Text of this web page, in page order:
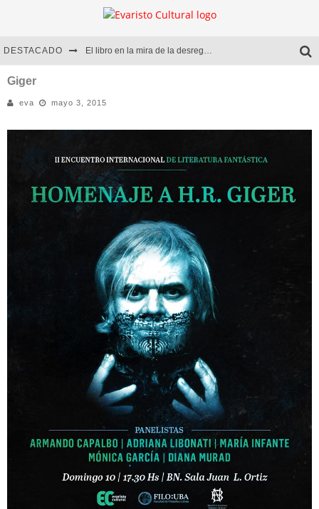
DESTACADO El libro en la mira de la desregulación
Diego Meret | Hotel Acapulco
Giger
eva mayo 3, 2015